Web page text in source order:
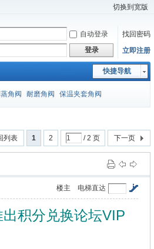
切换到宽版
自动登录
找回密码
登录 立即注册
快捷导航
角阀 耐磨角阀 保温夹套角阀
1 2 / 2 页 下一页
列表
电梯直达
楼主
积分兑换论坛VIP